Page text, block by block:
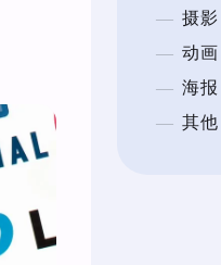
摄影
动画
海报
其他